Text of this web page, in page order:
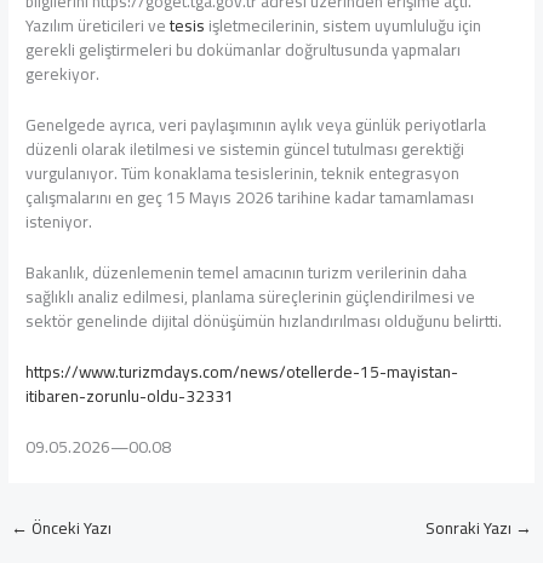
Yazılım üreticileri vetesisişletmecilerinin, sistem uyumluluğu için
gerekli geliştirmeleri bu dokümanlar doğrultusunda yapmaları
gerekiyor.
Genelgede ayrıca, veri paylaşımının aylık veya günlük periyotlarla
düzenli olarak iletilmesi ve sistemin güncel tutulması gerektiği
vurgulanıyor. Tüm konaklama tesislerinin, teknik entegrasyon
çalışmalarını en geç 15 Mayıs 2026 tarihine kadar tamamlaması
isteniyor.
Bakanlık, düzenlemenin temel amacının turizm verilerinin daha
sağlıklı analiz edilmesi, planlama süreçlerinin güçlendirilmesi ve
sektör genelinde dijital dönüşümün hızlandırılması olduğunu belirtti.
https://www.turizmdays.com/news/otellerde-15-mayistan-
itibaren-zorunlu-oldu-32331
09.05.2026—00.08
← Önceki Yazı Sonraki Yazı →